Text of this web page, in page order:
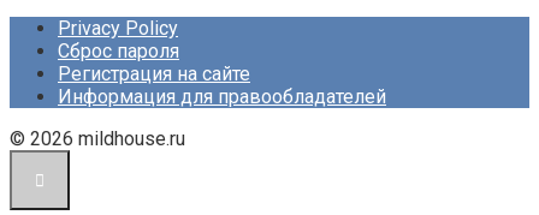
Privacy Policy
Сброс пароля
Регистрация на сайте
Информация для правообладателей
© 2026 mildhouse.ru